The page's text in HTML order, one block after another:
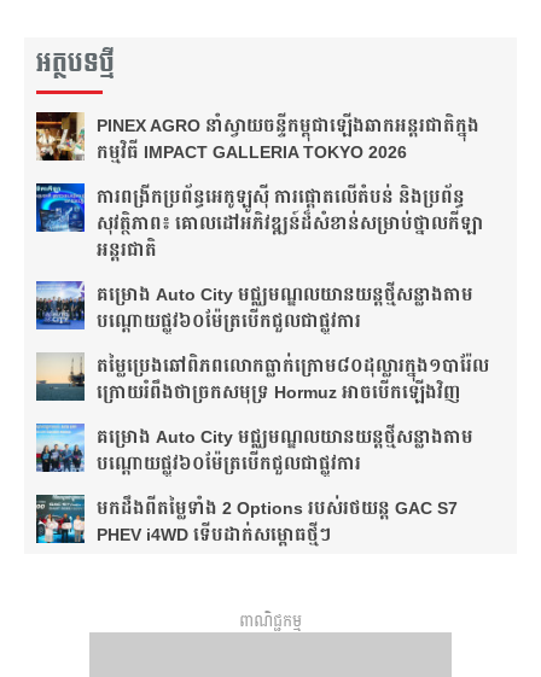
អត្ថបទថ្មី
PINEX AGRO នាំ​ស្វាយចន្ទី​កម្ពុជា​ឡើង​ឆាក​អន្តរជាតិ​​ក្នុង​
កម្មវិធី​ IMPACT GALLERIA TOKYO 2026
ការពង្រីកប្រព័ន្ធអេកូឡូស៊ី ការផ្តោតលើតំបន់ និងប្រព័ន្ធ
សុវត្ថិភាព៖ គោលដៅអភិវឌ្ឍន៍ដ៏សំខាន់សម្រាប់ថ្នាលកីឡា
អន្តរជាតិ
គម្រោង Auto City មជ្ឈមណ្ឌលយានយន្តថ្មីសន្លាង​តាម
បណ្តោយផ្លូវ​​៦០ម៉ែត្រ​បើកជួលជាផ្លូវការ
តម្លៃប្រេងឆៅពិភពលោកធ្លាក់ក្រោម៨០ដុល្លារក្នុង១បារ៉ែល
ក្រោយរំពឹងថា​ច្រកសមុទ្រ Hormuz អាចបើកឡើងវិញ
គម្រោង Auto City មជ្ឈមណ្ឌលយានយន្តថ្មីសន្លាង​តាម
បណ្តោយផ្លូវ​​៦០ម៉ែត្រ​បើកជួលជាផ្លូវការ
មកដឹងពីតម្លៃទាំង 2 Options របស់រថយន្ត GAC S7
PHEV i4WD ទើបដាក់សម្ពោធថ្មីៗ
ពាណិជ្ជកម្ម